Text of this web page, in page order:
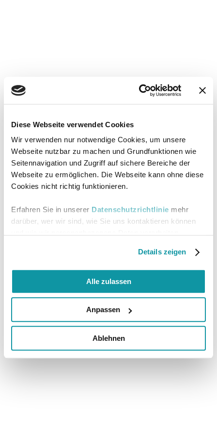
Diese Webseite verwendet Cookies
Wir verwenden nur notwendige Cookies, um unsere
Webseite nutzbar zu machen und Grundfunktionen wie
Seitennavigation und Zugriff auf sichere Bereiche der
Webseite zu ermöglichen. Die Webseite kann ohne diese
Cookies nicht richtig funktionieren.
Erfahren Sie in unserer Datenschutzrichtlinie mehr
darüber, wer wir sind, wie Sie uns kontaktieren können
Details zeigen
Alle zulassen
Anpassen
Ablehnen